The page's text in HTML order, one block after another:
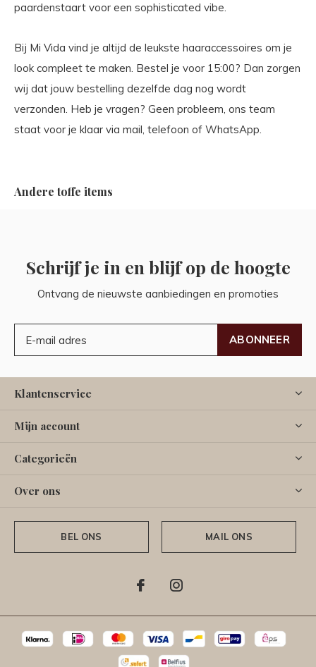
paardenstaart voor een sophisticated vibe.
Bij Mi Vida vind je altijd de leukste haaraccessoires om je
look compleet te maken. Bestel je voor 15:00? Dan zorgen
wij dat jouw bestelling dezelfde dag nog wordt
verzonden. Heb je vragen? Geen probleem, ons team
staat voor je klaar via mail, telefoon of WhatsApp.
Andere toffe items
Schrijf je in en blijf op de hoogte
Ontvang de nieuwste aanbiedingen en promoties
ABONNEER
Klantenservice
Mijn account
Categorieën
Over ons
BEL ONS MAIL ONS